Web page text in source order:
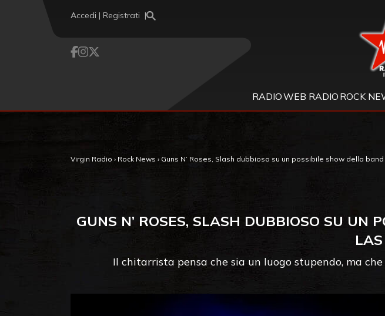
Accedi | Registrati
RADIOWEB RADIO ROCK
Virgin Radio › Rock News › Guns N’ Roses, Slash dubbioso su un possibile show della
GUNS N’ ROSES, SLASH DUBBIOSO SU UN
Il chitarrista pensa che sia un luogo stupendo, ma